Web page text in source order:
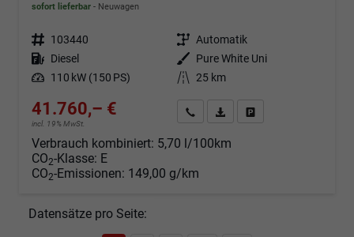
sofort lieferbar Neuwagen
Fahrzeugnr. 103440 Getriebe Automatik
Kraftstoff Diesel Außenfarbe
Pure White Uni
Leistung 110 kW (150 PS) Kilometerstand 25 km
41.760,– €
incl. 19% MwSt.
Angebot anfordern
Fahrzeugexpose (PDF)
Verbrauch kombiniert: 5,70 l/100km
CO2-Klasse: E
CO2-Emissionen: 149,00 g/km
Datensätze pro Seite: